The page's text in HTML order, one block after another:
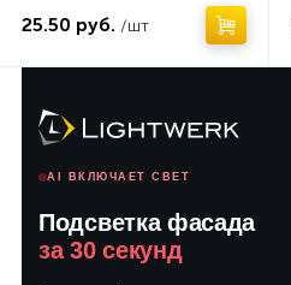
25.50 руб. /шт
AI ВКЛЮЧАЕТ СВЕТ
Подсветка фасада
за 30 секунд